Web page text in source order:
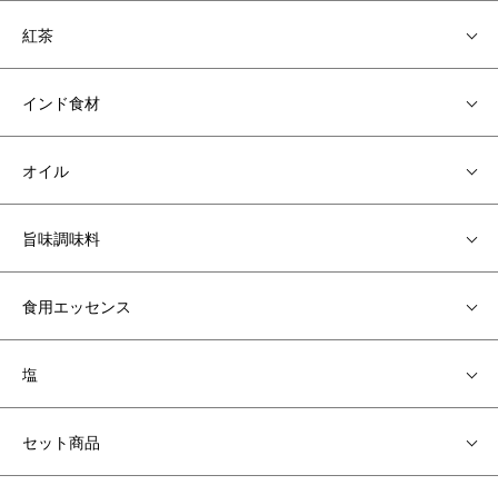
紅茶
インド食材
オイル
旨味調味料
食用エッセンス
塩
セット商品